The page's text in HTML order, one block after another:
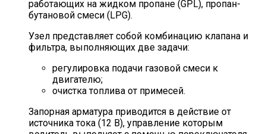
работающих на жидком пропане (GPL), пропан-
бутановой смеси (LPG).
Узел представляет собой комбинацию клапана и
фильтра, выполняющих две задачи:
регулировка подачи газовой смеси к
двигателю;
очистка топлива от примесей.
Запорная арматура приводится в действие от
источника тока (12 В), управление которым